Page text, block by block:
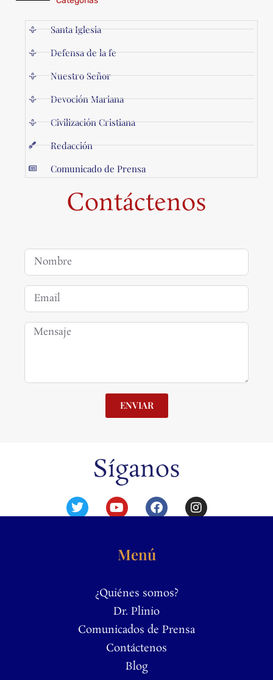
Santa Iglesia
Defensa de la fe
Nuestro Señor
Devoción Mariana
Civilización Cristiana
Redacción
Comunicado de Prensa
Contáctenos
ENVIAR
Síganos
Menú
¿Quiénes somos?
Dr. Plinio
Comunicados de Prensa
Contáctenos
Blog